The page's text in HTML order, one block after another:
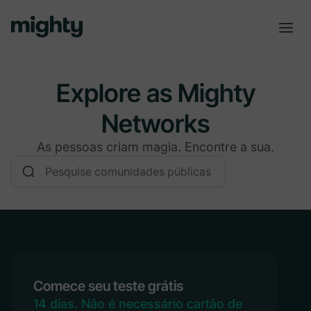
Explore as Mighty
Networks
As pessoas criam magia. Encontre a sua.
Comece seu teste grátis
14 dias. Não é necessário cartão de